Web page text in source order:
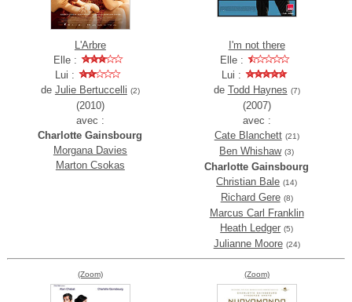
L'Arbre
Elle :
Lui :
de Julie Bertuccelli (2)
(2010)
avec :
Charlotte Gainsbourg
Morgana Davies
Marton Csokas
I'm not there
Elle :
Lui :
de Todd Haynes (7)
(2007)
avec :
Cate Blanchett (21)
Ben Whishaw (3)
Charlotte Gainsbourg
Christian Bale (14)
Richard Gere (8)
Marcus Carl Franklin
Heath Ledger (5)
Julianne Moore (24)
(Zoom) (Zoom)